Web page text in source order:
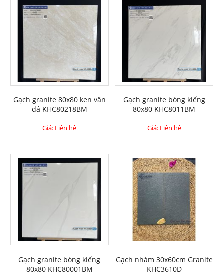
Gạch granite 80x80 ken vân
đá KHC80218BM
Giá: Liên hệ
Gạch granite bóng kiếng
80x80 KHC8011BM
Giá: Liên hệ
Gạch granite bóng kiếng
80x80 KHC80001BM
Gạch nhám 30x60cm Granite
KHC3610D